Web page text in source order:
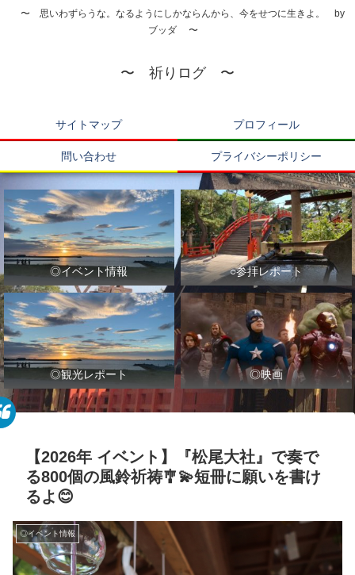
〜 思いわずらうな。なるようにしかならんから、今をせつに生きよ。 by
ブッダ 〜
〜 祈りログ 〜
サイトマップ プロフィール
問い合わせ プライバシーポリシー
◎イベント情報 ○参拝レポート
◎観光レポート ◎映画
【2026年 イベント】『松尾大社』で奏で
る800個の風鈴祈祷🎐💫短冊に願いを書け
るよ😊
◎イベント情報